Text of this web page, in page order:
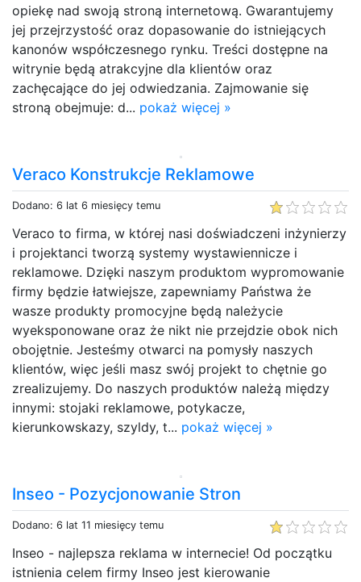
opiekę nad swoją stroną internetową. Gwarantujemy
jej przejrzystość oraz dopasowanie do istniejących
kanonów współczesnego rynku. Treści dostępne na
witrynie będą atrakcyjne dla klientów oraz
zachęcające do jej odwiedzania. Zajmowanie się
stroną obejmuje: d... pokaż więcej »
Veraco Konstrukcje Reklamowe
Dodano: 6 lat 6 miesięcy temu
Veraco to firma, w której nasi doświadczeni inżynierzy
i projektanci tworzą systemy wystawiennicze i
reklamowe. Dzięki naszym produktom wypromowanie
firmy będzie łatwiejsze, zapewniamy Państwa że
wasze produkty promocyjne będą należycie
wyeksponowane oraz że nikt nie przejdzie obok nich
obojętnie. Jesteśmy otwarci na pomysły naszych
klientów, więc jeśli masz swój projekt to chętnie go
zrealizujemy. Do naszych produktów należą między
innymi: stojaki reklamowe, potykacze,
kierunkowskazy, szyldy, t... pokaż więcej »
Inseo - Pozycjonowanie Stron
Dodano: 6 lat 11 miesięcy temu
Inseo - najlepsza reklama w internecie! Od początku
istnienia celem firmy Inseo jest kierowanie